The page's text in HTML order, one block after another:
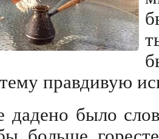
правдивую
дадено было